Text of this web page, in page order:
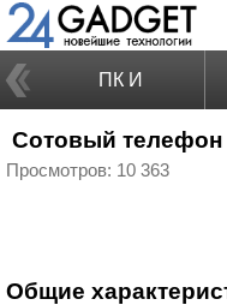
ПК И
НОУТБУКИ
Сотовый телефон
Просмотров: 10 363
Общие